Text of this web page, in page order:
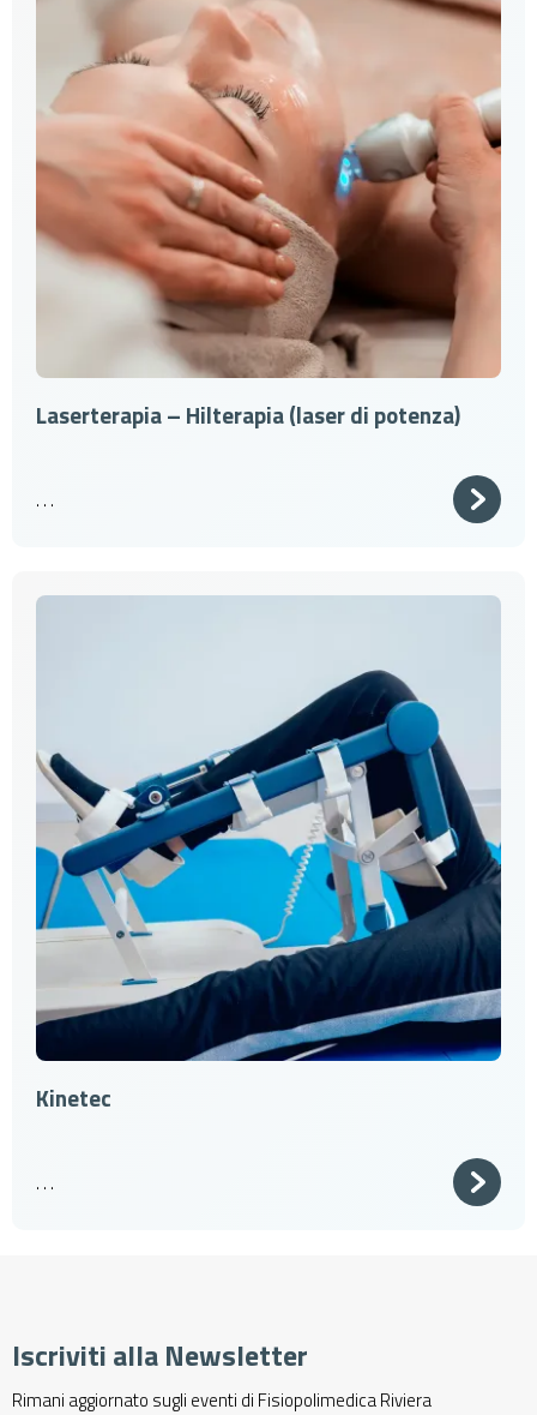
Laserterapia – Hilterapia (laser di potenza)
. . .
Kinetec
. . .
Iscriviti alla Newsletter
Rimani aggiornato sugli eventi di Fisiopolimedica Riviera